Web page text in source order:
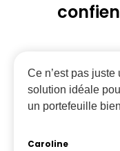
Ce n’est pas juste
solution idéale
un portefeuille
Caroline